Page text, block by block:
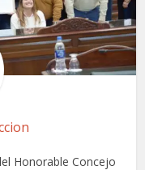
Honorable Concejo